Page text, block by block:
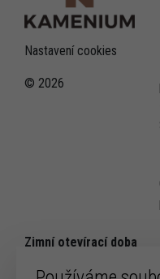
Nastavení cookies
© 2026
Zimní otevírací doba